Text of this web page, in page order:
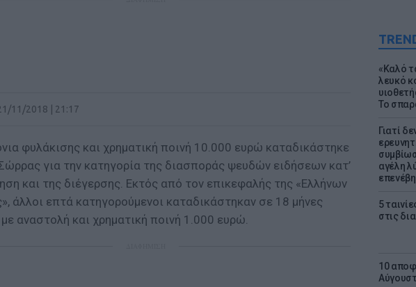
«Καλό
λευκό
Το
Γιατί
αγέλη
επενέβη
5
στις
10
11/2018 | 21:17
φυλάκισης και χρηματική ποινή 10.000 ευρώ καταδικάστηκε
για την κατηγορία της διασποράς ψευδών ειδήσεων κατ’
και της διέγερσης. Εκτός από τον επικεφαλής της «Ελλήνων
άλλοι επτά κατηγορούμενοι καταδικάστηκαν σε 18 μήνες
αναστολή και χρηματική ποινή 1.000 ευρώ.